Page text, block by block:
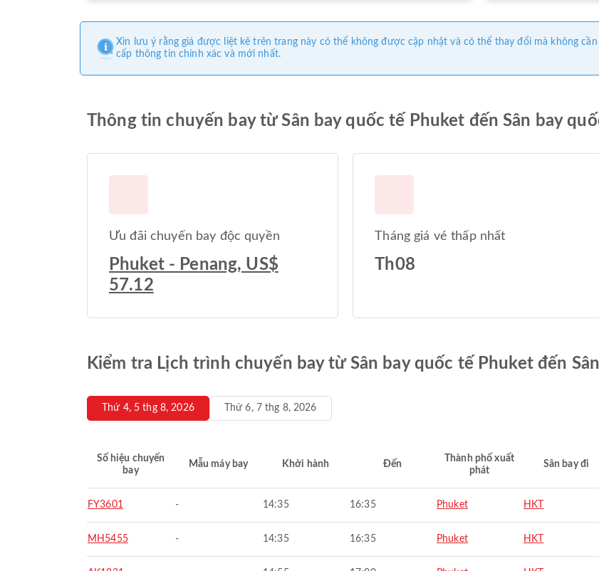
Xin lưu ý rằng giá được liệt kê trên trang này có thể không được cập nhật và có thể thay đổi mà không
cấp thông tin chính xác và mới nhất.
Thông tin chuyến bay từ Sân bay quốc tế Phuket đến Sân bay
Ưu đãi chuyến bay độc quyền
Phuket - Penang, US$
57.12
Tháng giá vé thấp nhất
Th08
Kiểm tra Lịch trình chuyến bay từ Sân bay quốc tế Phuket đến
Thứ 4, 5 thg 8, 2026 Thứ 6, 7 thg 8, 2026
Số hiệu chuyến
bay
Mẫu máy bay Khởi hành Đến
Thành phố xuất
phát
Sân bay đi
FY3601 - 14:35 16:35 Phuket HKT
MH5455 - 14:35 16:35 Phuket HKT